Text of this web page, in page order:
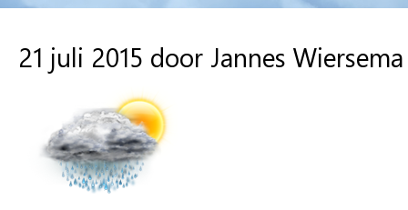
21 juli 2015 door Jannes Wiersema